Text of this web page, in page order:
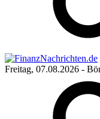
Freitag, 07.08.2026 -